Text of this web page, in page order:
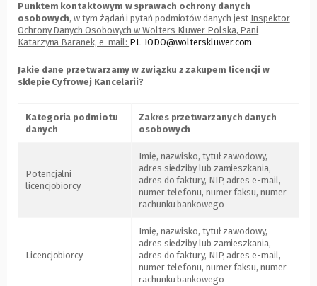
Punktem kontaktowym w sprawach ochrony danych
osobowych, w tym żądań i pytań podmiotów danych jest Inspektor
Ochrony Danych Osobowych w Wolters Kluwer Polska, Pani
Katarzyna Baranek, e-mail: PL-IODO@wolterskluwer.com
Jakie dane przetwarzamy w związku z zakupem licencji w
sklepie Cyfrowej Kancelarii?
Kategoria podmiotu
danych
Zakres przetwarzanych danych
osobowych
Potencjalni
licencjobiorcy
Imię, nazwisko, tytuł zawodowy,
adres siedziby lub zamieszkania,
adres do faktury, NIP, adres e-mail,
numer telefonu, numer faksu, numer
rachunku bankowego
Licencjobiorcy
Imię, nazwisko, tytuł zawodowy,
adres siedziby lub zamieszkania,
adres do faktury, NIP, adres e-mail,
numer telefonu, numer faksu, numer
rachunku bankowego